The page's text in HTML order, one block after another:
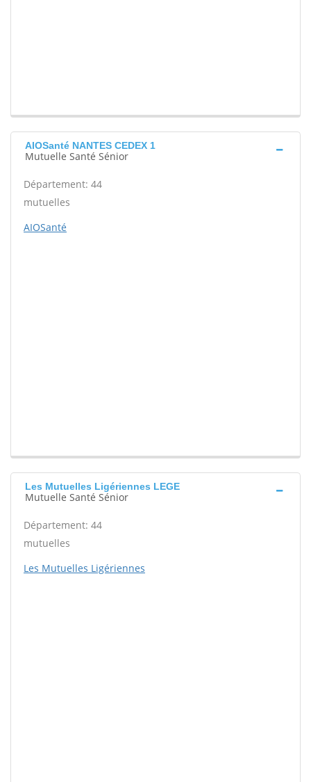
AIOSanté NANTES CEDEX 1
Mutuelle Santé Sénior
Département: 44
mutuelles
AIOSanté
Les Mutuelles Ligériennes LEGE
Mutuelle Santé Sénior
Département: 44
mutuelles
Les Mutuelles Ligériennes